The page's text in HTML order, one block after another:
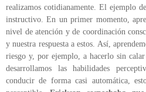
realizamos cotidianamente. El ejemplo
instructivo. En un primer momento,
nivel de atención y de coordinación
y nuestra respuesta a estos. Así,
riesgo y, por ejemplo, a hacerlo sin
desarrollamos las habilidades
conducir de forma casi automática,